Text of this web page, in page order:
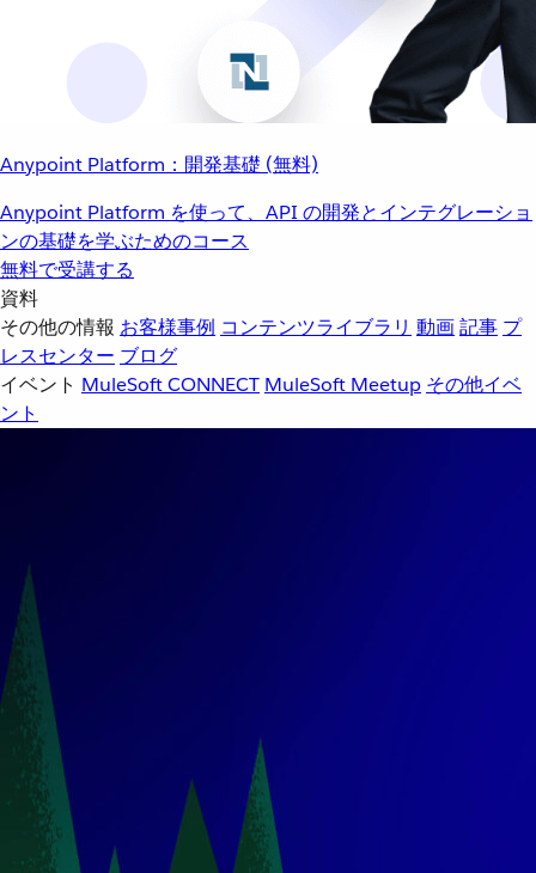
Anypoint Platform：開発基礎 (無料)
Anypoint Platform を使って、API の開発とインテグレーショ
ンの基礎を学ぶためのコース
無料で受講する
資料
その他の情報 お客様事例 コンテンツライブラリ 動画記事 プ
レスセンター ブログ
イベント MuleSoft CONNECT MuleSoft Meetup その他イベ
ント